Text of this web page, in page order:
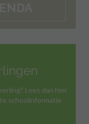
Lees dan hier
schoolinformatie